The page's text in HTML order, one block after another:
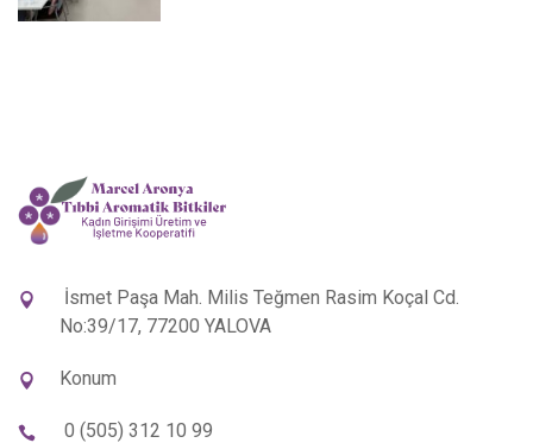
İsmet Paşa Mah. Milis Teğmen Rasim Koçal Cd.
No:39/17, 77200 YALOVA
Konum
0 (505) 312 10 99